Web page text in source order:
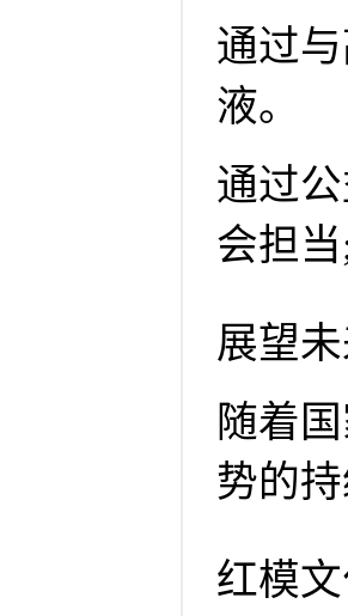
通过
液。
通过
会担
展望
随着
势的
红模